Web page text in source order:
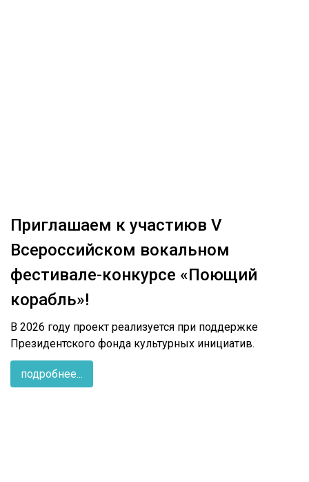
Приглашаем к участиюв V
Всероссийском вокальном
фестивале-конкурсе «Поющий
корабль»!
В 2026 году проект реализуется при поддержке
Президентского фонда культурных инициатив.
подробнее...